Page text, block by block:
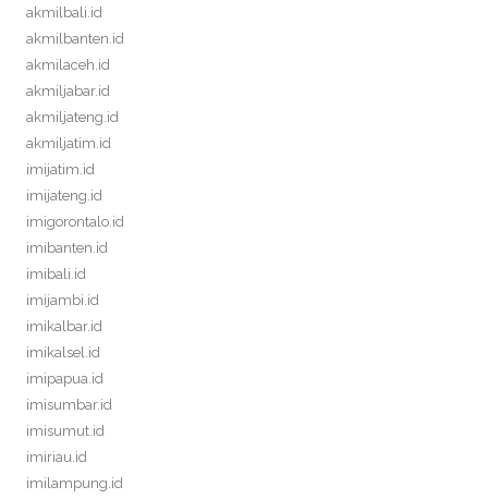
akmilbali.id
akmilbanten.id
akmilaceh.id
akmiljabar.id
akmiljateng.id
akmiljatim.id
imijatim.id
imijateng.id
imigorontalo.id
imibanten.id
imibali.id
imijambi.id
imikalbar.id
imikalsel.id
imipapua.id
imisumbar.id
imisumut.id
imiriau.id
imilampung.id